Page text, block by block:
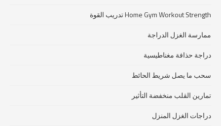
Home Gym Workout Strength تدريب القوة
ممارسة الغزل الدراجة
دراجة حذافة مغناطيسية
سحب ما يصل شريط الحائط
تمارين القلب منخفضة التأثير
دراجات الغزل المنزل